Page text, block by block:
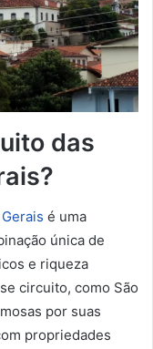
das
é uma
única de
e riqueza
circuito, como São
por suas
propriedades